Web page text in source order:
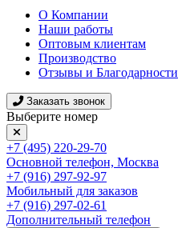
О Компании
Наши работы
Оптовым клиентам
Производство
Отзывы и Благодарности
Заказать звонок
Выберите номер
+7 (495) 220-29-70
Основной телефон, Москва
+7 (916) 297-92-97
Мобильный для заказов
+7 (916) 297-02-61
Дополнительный телефон